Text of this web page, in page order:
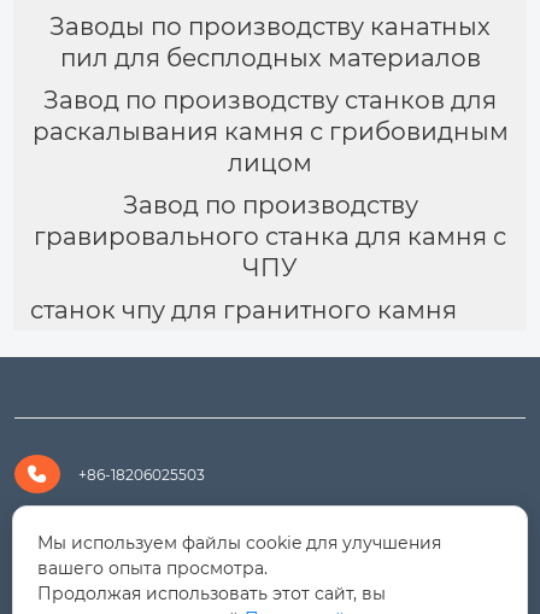
Заводы по производству канатных
пил для бесплодных материалов
Завод по производству станков для
раскалывания камня с грибовидным
лицом
Завод по производству
гравировального станка для камня с
ЧПУ
станок чпу для гранитного камня
 +86-18206025503
 +8618206025503
 yanali@hualongm.com
Мы используем файлы cookie для улучшения
вашего опыта просмотра.
Продолжая использовать этот сайт, вы